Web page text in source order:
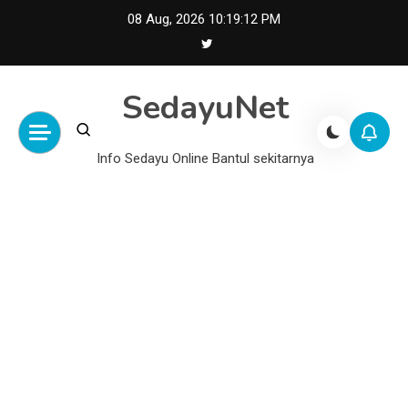
08 Aug, 2026 10:19:12 PM
SedayuNet
Info Sedayu Online Bantul sekitarnya